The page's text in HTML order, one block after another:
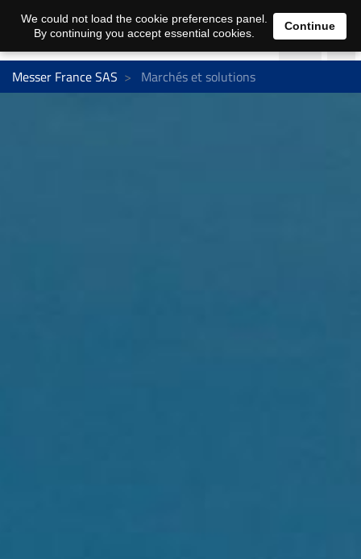
Messer France SAS Marchés et solutions
We could not load the cookie preferences panel.
By continuing you accept essential cookies.
Continue